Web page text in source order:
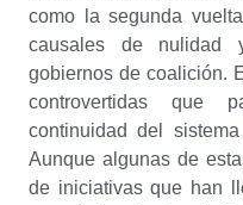
como la segunda
causales de nulidad
gobiernos de coalición.
controvertidas que
continuidad del
Aunque algunas de
de iniciativas que han